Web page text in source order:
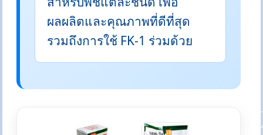
ผลผลิตและคุณภาพที่ดีที่สุด
รวมถึงการใช้ FK-1 ร่วมด้วย